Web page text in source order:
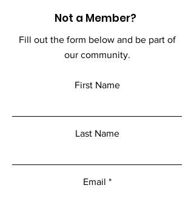
Not a Member?
Fill out the form below and be part of
our community.
First Name
Last Name
Email